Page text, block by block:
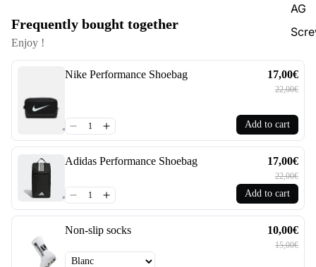
AG
Frequently bought together
Enjoy !
Nike Performance Shoebag 17,00€
22,00€
Add to cart
Adidas Performance Shoebag 17,00€
22,00€
Add to cart
Non-slip socks 10,00€
15,00€